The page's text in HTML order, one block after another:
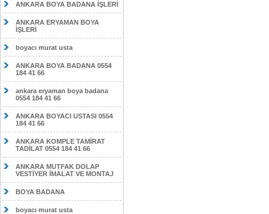
ANKARA BOYA BADANA İŞLERİ
ANKARA ERYAMAN BOYA
İŞLERİ
boyacı murat usta
ANKARA BOYA BADANA 0554
184 41 66
ankara eryaman boya badana
0554 184 41 66
ANKARA BOYACI USTASI 0554
184 41 66
ANKARA KOMPLE TAMİRAT
TADİLAT 0554 184 41 66
ANKARA MUTFAK DOLAP
VESTİYER İMALAT VE MONTAJ
BOYA BADANA
boyacı murat usta